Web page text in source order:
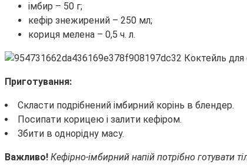
імбир – 50 г;
кефір знежирений – 250 мл;
кориця мелена – 0,5 ч. л.
Приготування:
Скласти подрібнений імбирний корінь в блендер.
Посипати корицею і залити кефіром.
Збити в однорідну масу.
Важливо! Кефірно-імбирний напій потрібно готувати